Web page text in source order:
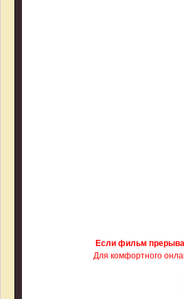
Если фильм
Для комфортного